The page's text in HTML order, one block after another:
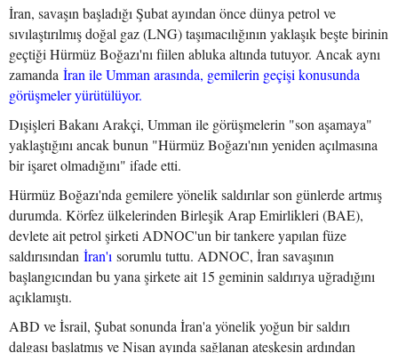
İran, savaşın başladığı Şubat ayından önce dünya petrol ve
sıvılaştırılmış doğal gaz (LNG) taşımacılığının yaklaşık beşte birinin
geçtiği Hürmüz Boğazı'nı fiilen abluka altında tutuyor. Ancak aynı
zamanda İran ile Umman arasında, gemilerin geçişi konusunda
görüşmeler yürütülüyor.
Dışişleri Bakanı Arakçi, Umman ile görüşmelerin "son aşamaya"
yaklaştığını ancak bunun "Hürmüz Boğazı'nın yeniden açılmasına
bir işaret olmadığını" ifade etti.
Hürmüz Boğazı'nda gemilere yönelik saldırılar son günlerde artmış
durumda. Körfez ülkelerinden Birleşik Arap Emirlikleri (BAE),
devlete ait petrol şirketi ADNOC'un bir tankere yapılan füze
saldırısından İran'ı sorumlu tuttu. ADNOC, İran savaşının
başlangıcından bu yana şirkete ait 15 geminin saldırıya uğradığını
açıklamıştı.
ABD ve İsrail, Şubat sonunda İran'a yönelik yoğun bir saldırı
dalgası başlatmış ve Nisan ayında sağlanan ateşkesin ardından